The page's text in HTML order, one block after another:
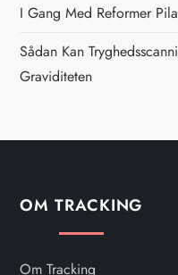
g
a
i
o
I Gang Med Reformer
Sådan Kan
Graviditeten
OM TRACKING
Om Tracking